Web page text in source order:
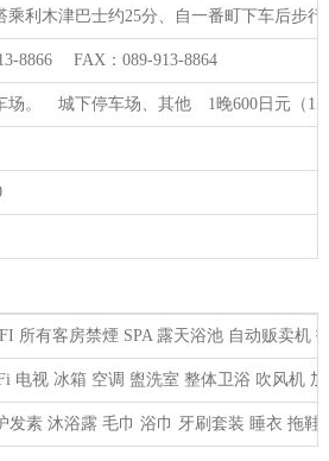
乘利木津巴士约25分、自一番町下车后步
8866 FAX：089-913-8864
场。 城下停车场、其他 1晚600日元（15
所有客房禁煙 SPA 露天浴池 自动贩卖机
电视 冰箱 空调 盥洗室 整体卫浴 吹风机
发素 沐浴露 毛巾 浴巾 牙刷套装 睡衣 拖鞋